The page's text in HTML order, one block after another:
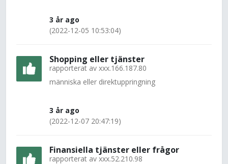
3 år ago
(2022-12-05 10:53:04)
Shopping eller tjänster
rapporterat av xxx.166.187.80
människa eller direktuppringning
3 år ago
(2022-12-07 20:47:19)
Finansiella tjänster eller frågor
rapporterat av xxx.52.210.98